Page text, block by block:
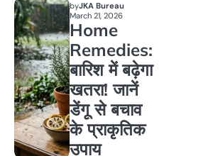
byJKA Bureau
March 21, 2026
Home
Remedies:
बारिश में बढ़ेगा
खतरा! जानें
डेंगू से बचाव
के प्राकृतिक
उपाय